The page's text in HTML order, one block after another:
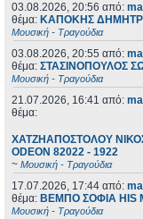
03.08.2026, 20:56 από:
θέμα: ΚΑΠΟΚΗΣ
Μουσική - Τραγούδια
03.08.2026, 20:55 από:
θέμα: ΣΤΑΣΙΝΟΠΟΥΛΟΣ
Μουσική - Τραγούδια
21.07.2026, 16:41 από:
θέμα:
ΧΑΤΖΗΑΠΟΣΤΟΛΟΥ
ODEON 82022 - 1922
~ Μουσική - Τραγούδια
17.07.2026, 17:44 από:
θέμα: ΒΕΜΠΟ ΣΟΦΙΑ HIS
Μουσική - Τραγούδια